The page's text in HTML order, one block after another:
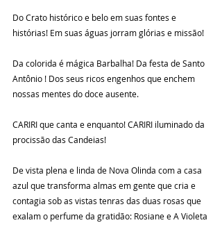
Do Crato histórico e belo em suas fontes e
histórias! Em suas águas jorram glórias e missão!
Da colorida é mágica Barbalha! Da festa de Santo
Antônio ! Dos seus ricos engenhos que enchem
nossas mentes do doce ausente.
CARIRI que canta e enquanto! CARIRI iluminado da
procissão das Candeias!
De vista plena e linda de Nova Olinda com a casa
azul que transforma almas em gente que cria e
contagia sob as vistas tenras das duas rosas que
exalam o perfume da gratidão: Rosiane e A Violeta